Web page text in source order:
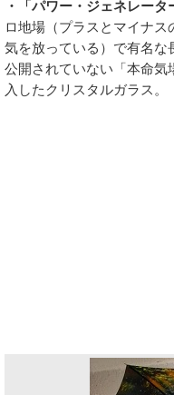
・「パワー・ジェネレータ
ロ地場（プラスとマイナス
気を放っている）で有名な
公開されていない「本命気
入したクリスタルガラス。